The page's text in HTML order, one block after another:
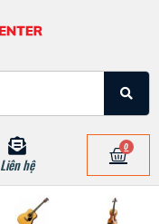
Liên hệ
0